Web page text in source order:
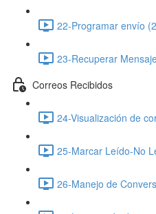
22-Programar envío
23-Recuperar
Correos Recibidos
24-Visualización de
25-Marcar Leído-No
26-Manejo de